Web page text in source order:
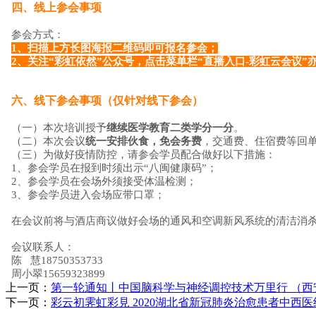
四、线上参会事项
参会方式：
1、扫描上方长图海报二维码即可报名参会；
2、关注“彩虹依然”公众号，点击菜单栏“直播入口-彩虹云会议”
六、线下参会事项（仅针对线下参会）
（一）本次培训授予继续医学教育二类学分一分。
（二）本次会议统一安排伙食，免会务费 ，交通费、住宿费等回
（三）为做好疫情防控，请参会学员配合做好以下措施：
1、参会学员在报到时须出示“八闽健康码”；
2、参会学员在会场外须接受体温检测；
3、参会学员进入会场应带口罩；
在会议前将与酒店商议做好会场的通风和空调新风系统的清洁消
会议联系人：
陈 慧18750353733
周小翠15659323899
上一页： 第一轮通知丨中国脑科学与神经调控技术万里行 （西
下一页： 彩云初霁虹彩見 2020湖北省新冠肺炎治愈患者中西